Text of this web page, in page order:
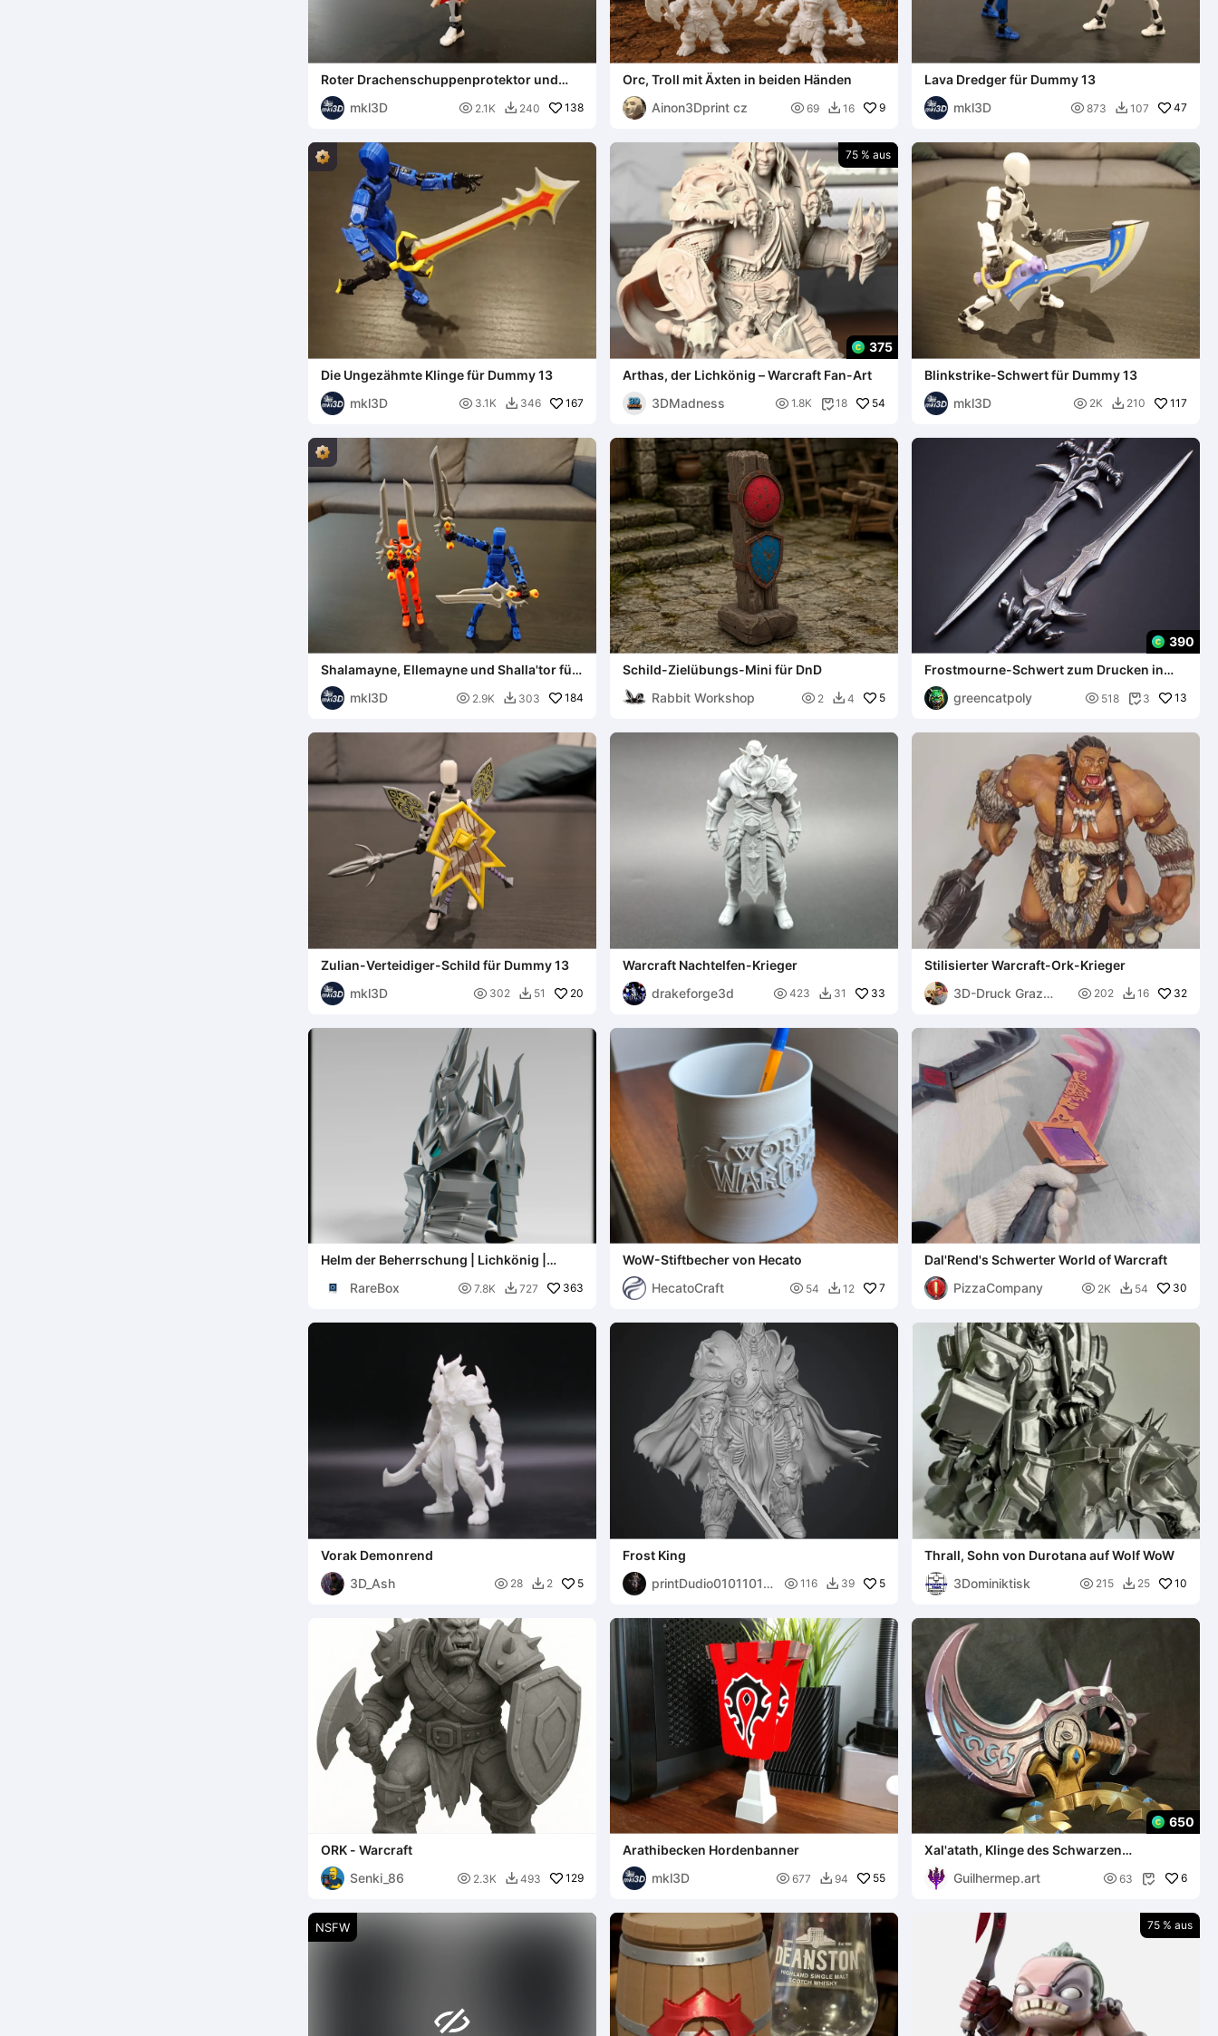
Roter Drachenschuppenprotektor und
Lok'amir il Romathis - Dummy13
mkl3D
 2.1K  240 138
Orc, Troll mit Äxten in beiden Händen
Ainon3Dprint cz
 69  16 9
Lava Dredger für Dummy 13
mkl3D
 873  107 47
Die Ungezähmte Klinge für Dummy 13
mkl3D
 3.1K  346 167
75 % aus
375
Arthas, der Lichkönig – Warcraft Fan-Art
3DMadness
 1.8K 18 54
Blinkstrike-Schwert für Dummy 13
mkl3D
 2K  210 117
Shalamayne, Ellemayne und Shalla'tor für
Dummy 13
mkl3D
 2.9K  303 184
Schild-Zielübungs-Mini für DnD
Rabbit Workshop
 2  4 5
390
Frostmourne-Schwert zum Drucken in
Einzelteilen - Wow
greencatpoly
 518  3 13
Zulian-Verteidiger-Schild für Dummy 13
mkl3D
 302  51 20
Warcraft Nachtelfen-Krieger
drakeforge3d
 423  31 33
Stilisierter Warcraft-Ork-Krieger
3D-Druck Graz
 202  16 32
Helm der Beherrschung | Lichkönig |
RareBox
 7.8K  727 363
WoW-Stiftbecher von Hecato
HecatoCraft
 54  12 7
Dal'Rend's Schwerter World of Warcraft
PizzaCompany
 2K  54 30
Vorak Demonrend
3D_Ash
 28  2 5
Frost King
printDudio01011010
 116  39 5
Thrall, Sohn von Durotana auf Wolf WoW
3Dominiktisk
 215  25 10
ORK - Warcraft
Senki_86
 2.3K  493 129
Arathibecken Hordenbanner
mkl3D
 677  94 55
650
Xal'atath, Klinge des Schwarzen
Imperiums - WOW
Guilhermep.art
 63  6
NSFW

75 % aus